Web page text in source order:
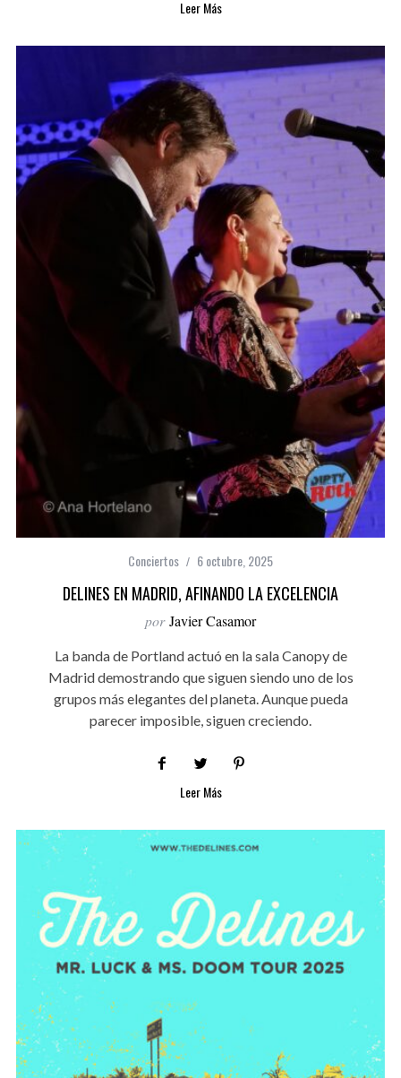
Leer Más
Conciertos 6 octubre, 2025
DELINES EN MADRID, AFINANDO LA EXCELENCIA
por Javier Casamor
La banda de Portland actuó en la sala Canopy de
Madrid demostrando que siguen siendo uno de los
grupos más elegantes del planeta. Aunque pueda
parecer imposible, siguen creciendo.
Leer Más